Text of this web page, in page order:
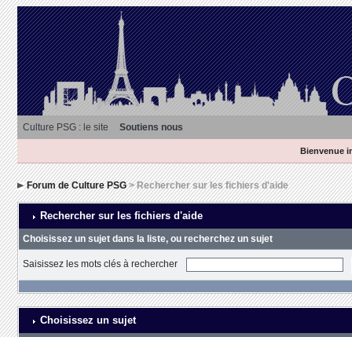
Culture PSG : le site Soutiens nous
Bienvenue
Forum de Culture PSG> Rechercher sur les fichiers d'aide
Rechercher sur les fichiers d'aide
Choisissez un sujet dans la liste, ou recherchez un sujet
Saisissez les mots clés à rechercher
Choisissez un sujet